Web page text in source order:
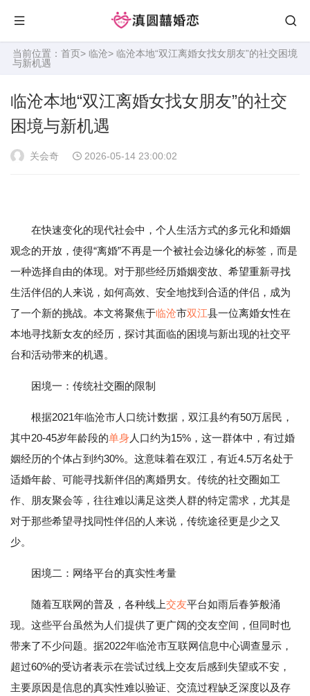
当前位置： 首页> 临沧> 临沧本地“双江离婚女找女朋友”的社交困境
与新机遇
临沧本地“双江离婚女找女朋友”的社交
困境与新机遇
关会奇 2026-05-14 23:00:02
在快速变化的现代社会中，个人生活方式的多元化和婚姻
观念的开放，使得“离婚”不再是一个被社会边缘化的标签，而是
一种选择自由的体现。对于那些经历婚姻变故、希望重新寻找
生活伴侣的人来说，如何高效、安全地找到合适的伴侣，成为
了一个新的挑战。本文将聚焦于临沧市双江县一位离婚女性在
本地寻找新女友的经历，探讨其面临的困境与新出现的社交平
台和活动带来的机遇。
困境一：传统社交圈的限制
根据2021年临沧市人口统计数据，双江县约有50万居民，
其中20-45岁年龄段的单身 人口约为15%，这一群体中，有过婚
姻经历的个体占到约30%。这意味着在双江，有近4.5万名处于
适婚年龄、可能寻找新伴侣的离婚男女。传统的社交圈如工
作、朋友聚会等，往往难以满足这类人群的特定需求，尤其是
对于那些希望寻找同性伴侣的人来说，传统途径更是少之又
少。
困境二：网络平台的真实性考量
随着互联网的普及，各种线上交友平台如雨后春笋般涌
现。这些平台虽然为人们提供了更广阔的交友空间，但同时也
带来了不少问题。据2022年临沧市互联网信息中心调查显示，
超过60%的受访者表示在尝试过线上交友后感到失望或不安，
主要原因是信息的真实性难以验证、交流过程缺乏深度以及存